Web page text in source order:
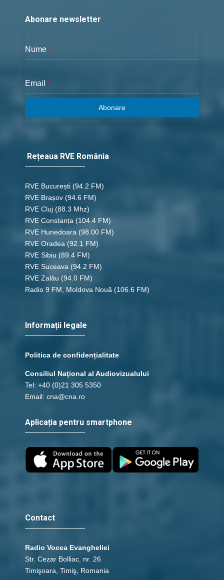
Abonare newsletter
Nume *
Email *
Abonare
Rețeaua RVE România
RVE București (94.2 FM)
RVE Brașov (94.6 FM)
RVE Cluj (88.3 Mhz)
RVE Constanța (104.4 FM)
RVE Hunedoara (98.00 FM)
RVE Oradea (92.1 FM)
RVE Sibiu (89.4 FM)
RVE Suceava (94.2 FM)
RVE Zalău (94.0 FM)
Radio 9 FM, Moldova Nouă (106.6 FM)
Informații legale
Politica de confidențialitate
Consiliul Naţional al Audiovizualului
Tel: +40 (0)21 305 5350
Email: cna@cna.ro
Aplicația pentru smartphone
Contact
Radio Vocea Evangheliei
Str. Cezar Bolliac, nr. 26
Timişoara, Timiş, Romania